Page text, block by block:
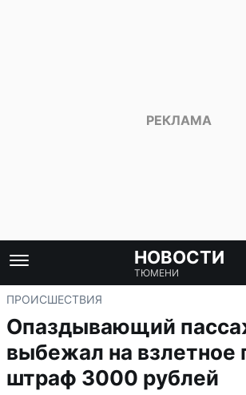
НОВОСТИ
ТЮМЕНИ
ПРОИСШЕСТВИЯ
Опаздывающий
выбежал на взлетное
штраф 3000 рублей